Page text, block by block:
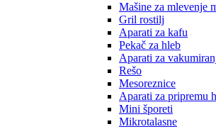
Mašine za mlevenje
Gril rostilj
Aparati za kafu
Pekač za hleb
Aparati za
Rešo
Mesoreznice
Aparati za pripremu
Mini šporeti
Mikrotalasne